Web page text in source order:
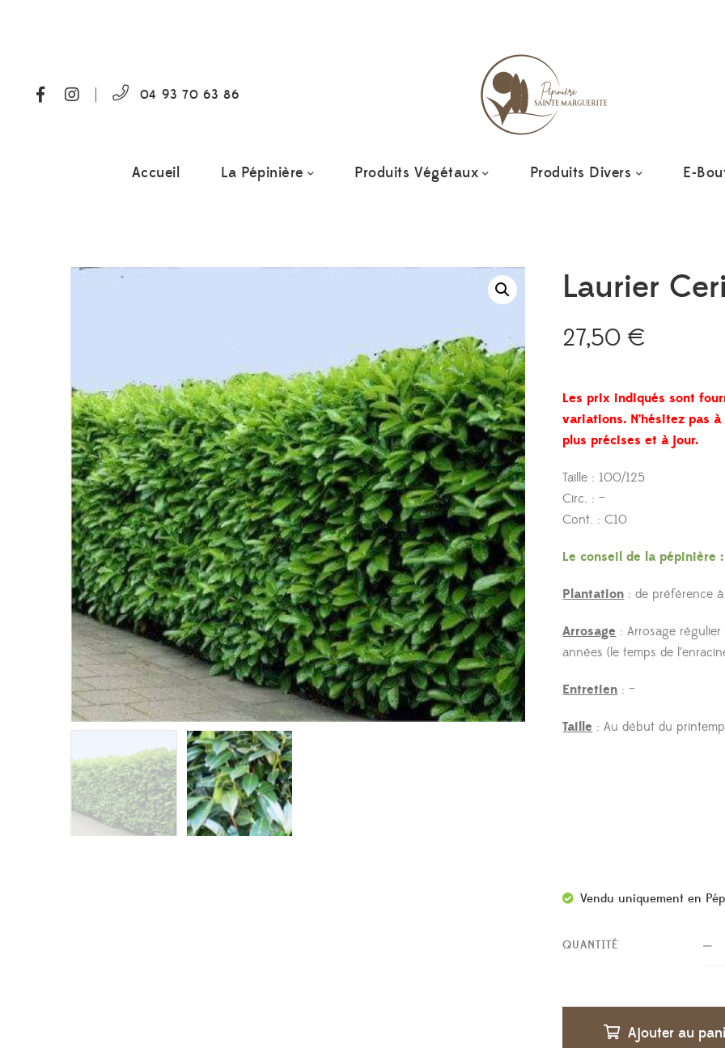
04 93 70 63 86
Accueil La Pépinière Produits Végétaux Produits Divers E-
Laurier
27,50€
Les prix indiqués sont
variations. N’hésitez pas
plus précises et à jour.
Taille : 100/125
Circ. : –
Cont. : C10
Le conseil de la pépinière :
Plantation : de préférence à
Arrosage : Arrosage
années (le temps de
Entretien : –
Taille : Au début du
Vendu uniquement en
QUANTITÉ
Ajouter au